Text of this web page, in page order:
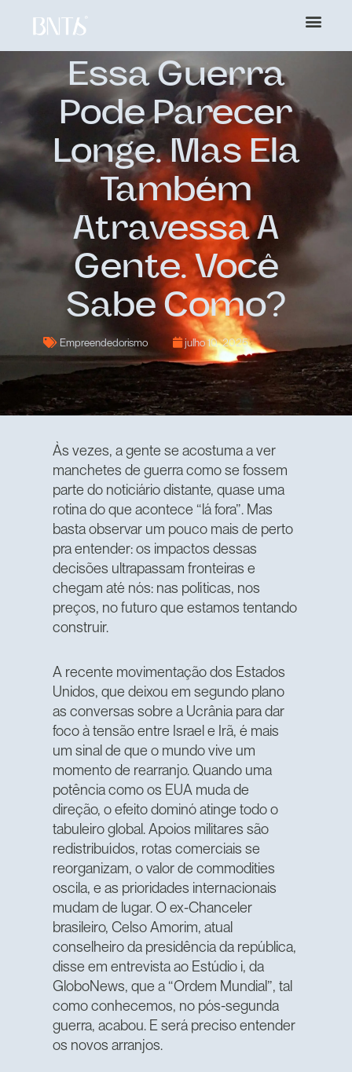
Essa Guerra
Pode Parecer
Longe. Mas Ela
Também
Atravessa A
Gente. Você
Sabe Como?
Empreendedorismo julho 10, 2025
Às vezes, a gente se acostuma a ver
manchetes de guerra como se fossem
parte do noticiário distante, quase uma
rotina do que acontece “lá fora”. Mas
basta observar um pouco mais de perto
pra entender: os impactos dessas
decisões ultrapassam fronteiras e
chegam até nós: nas políticas, nos
preços, no futuro que estamos tentando
construir.
A recente movimentação dos Estados
Unidos, que deixou em segundo plano
as conversas sobre a Ucrânia para dar
foco à tensão entre Israel e Irã, é mais
um sinal de que o mundo vive um
momento de rearranjo. Quando uma
potência como os EUA muda de
direção, o efeito dominó atinge todo o
tabuleiro global. Apoios militares são
redistribuídos, rotas comerciais se
reorganizam, o valor de commodities
oscila, e as prioridades internacionais
mudam de lugar. O ex-Chanceler
brasileiro, Celso Amorim, atual
conselheiro da presidência da república,
disse em entrevista ao Estúdio i, da
GloboNews, que a “Ordem Mundial”, tal
como conhecemos, no pós-segunda
guerra, acabou. E será preciso entender
os novos arranjos.